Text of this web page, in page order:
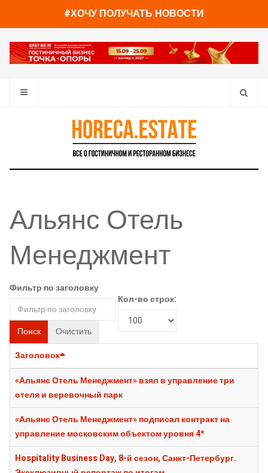
#ХОЧУ ПОЛУЧАТЬ НОВОСТИ
Альянс Отель
Менеджмент
Фильтр по заголовку
Поиск Очистить
Кол-во строк:
Заголовок
«Альянс Отель Менеджмент» взял в управление три
отеля и веревочный парк
«Альянс Отель Менеджмент» подписал контракт на
управление московским объектом уровня 4*
Hospitality Business Day, 8-й сезон, Санкт-Петербург.